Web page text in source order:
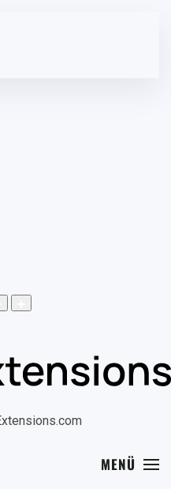
MENÜ